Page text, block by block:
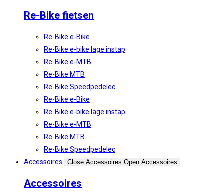
Re-Bike fietsen
Re-Bike e-Bike
Re-Bike e-bike lage instap
Re-Bike e-MTB
Re-Bike MTB
Re-Bike Speedpedelec
Re-Bike e-Bike
Re-Bike e-bike lage instap
Re-Bike e-MTB
Re-Bike MTB
Re-Bike Speedpedelec
Accessoires
Close Accessoires Open Accessoires
Accessoires